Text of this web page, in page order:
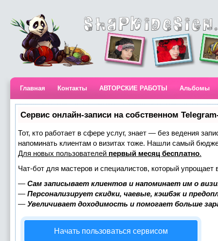
Главная Контакты АВТОРСКИЕ РАБОТЫ Альбомы
Сервис онлайн-записи на собственном
Тот, кто работает в сфере услуг, знает — без ведения
напоминать клиентам о визитах тоже. Нашли самый
Для новых пользователей первый месяц бесплатно.
Чат-бот для мастеров и специалистов, который упрощает
— Сам записывает клиентов и напоминает им о
— Персонализирует скидки, чаевые, кэшбэк и
— Увеличивает доходимость и помогает больше
Начать пользоваться сервисом